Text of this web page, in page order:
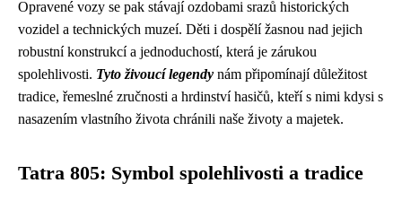
Opravené vozy se pak stávají ozdobami srazů historických
vozidel a technických muzeí. Děti i dospělí žasnou nad jejich
robustní konstrukcí a jednoduchostí, která je zárukou
spolehlivosti. Tyto živoucí legendy nám připomínají důležitost
tradice, řemeslné zručnosti a hrdinství hasičů, kteří s nimi kdysi s
nasazením vlastního života chránili naše životy a majetek.
Tatra 805: Symbol spolehlivosti a tradice